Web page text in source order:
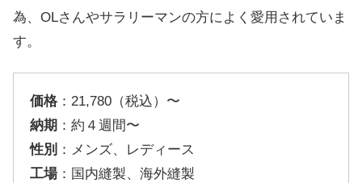
為、OLさんやサラリーマンの方によく愛用されていま
す。
価格 ：21,780（税込）〜
納期 ：約４週間〜
性別 ：メンズ、レディース
工場：国内縫製、海外縫製